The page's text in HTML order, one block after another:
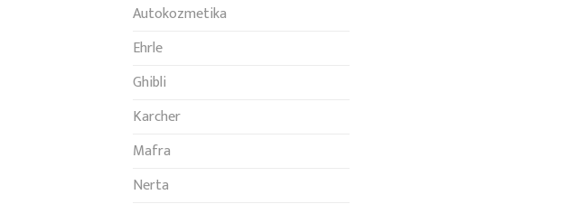
Autokozmetika
Ehrle
Ghibli
Karcher
Mafra
Nerta